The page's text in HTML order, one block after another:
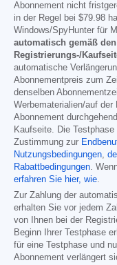
Abonnement nicht
in der Regel bei $79.98
Windows/SpyHunter für
automatisch gemäß
Registrierungs-/
automatische
Abonnementpreis zum
denselben
Werbematerialien/auf
Abonnement
Kaufseite. Die
Zustimmung zur
Nutzungsbedingungen,
Rabattbedingungen.
erfahren Sie hier, wie.
Zur Zahlung der
erhalten Sie vor jedem
von Ihnen bei der
Beginn Ihrer Testphase
für eine Testphase und
Abonnement verlängert